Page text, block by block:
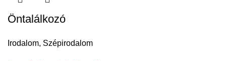
Öntalálkozó
Irodalom, Szépirodalom